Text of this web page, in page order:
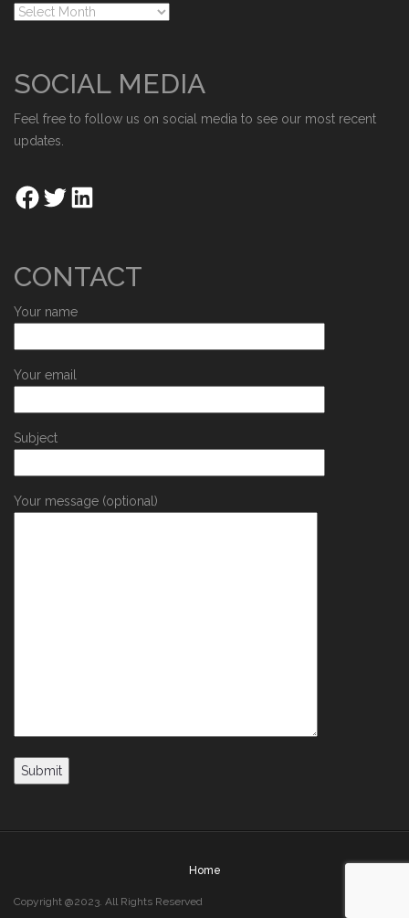
SOCIAL MEDIA
Feel free to follow us on social media to see our most recent
updates.
CONTACT
Your name
Your email
Subject
Your message (optional)
Home
Copyright @2023. All Rights Reserved